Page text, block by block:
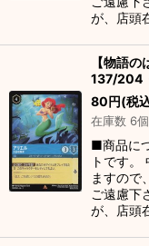
が、店頭
【物語
137/204
80円(税
在庫数 6個
■商品に
トです。
ますので
ご遠慮下
が、店頭